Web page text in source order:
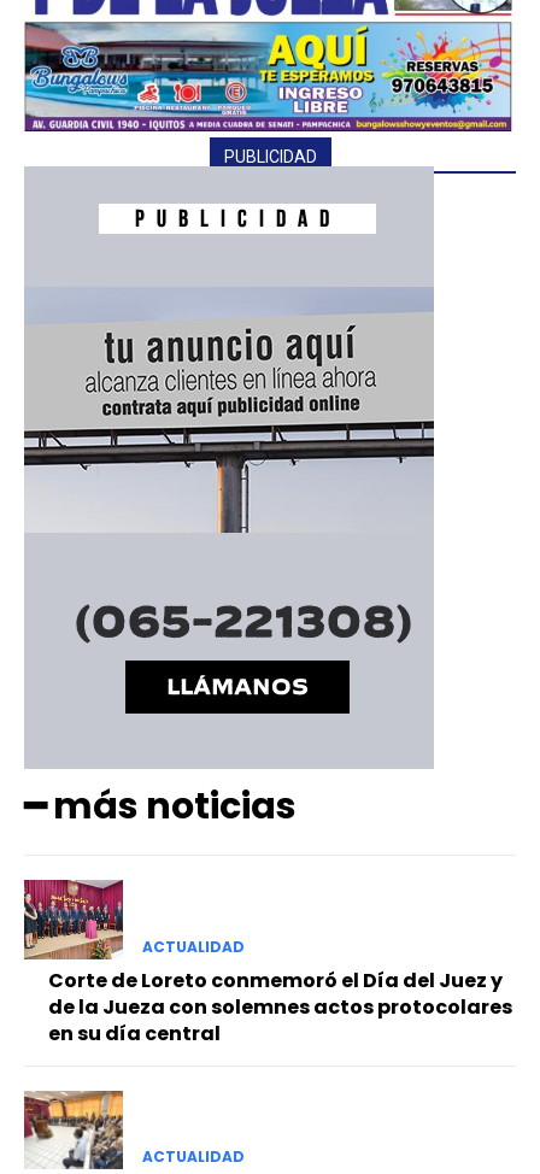
━ Planes
PUBLICIDAD
━ más noticias
ACTUALIDAD
Corte de Loreto conmemoró el Día del Juez y
de la Jueza con solemnes actos protocolares
en su día central
ACTUALIDAD